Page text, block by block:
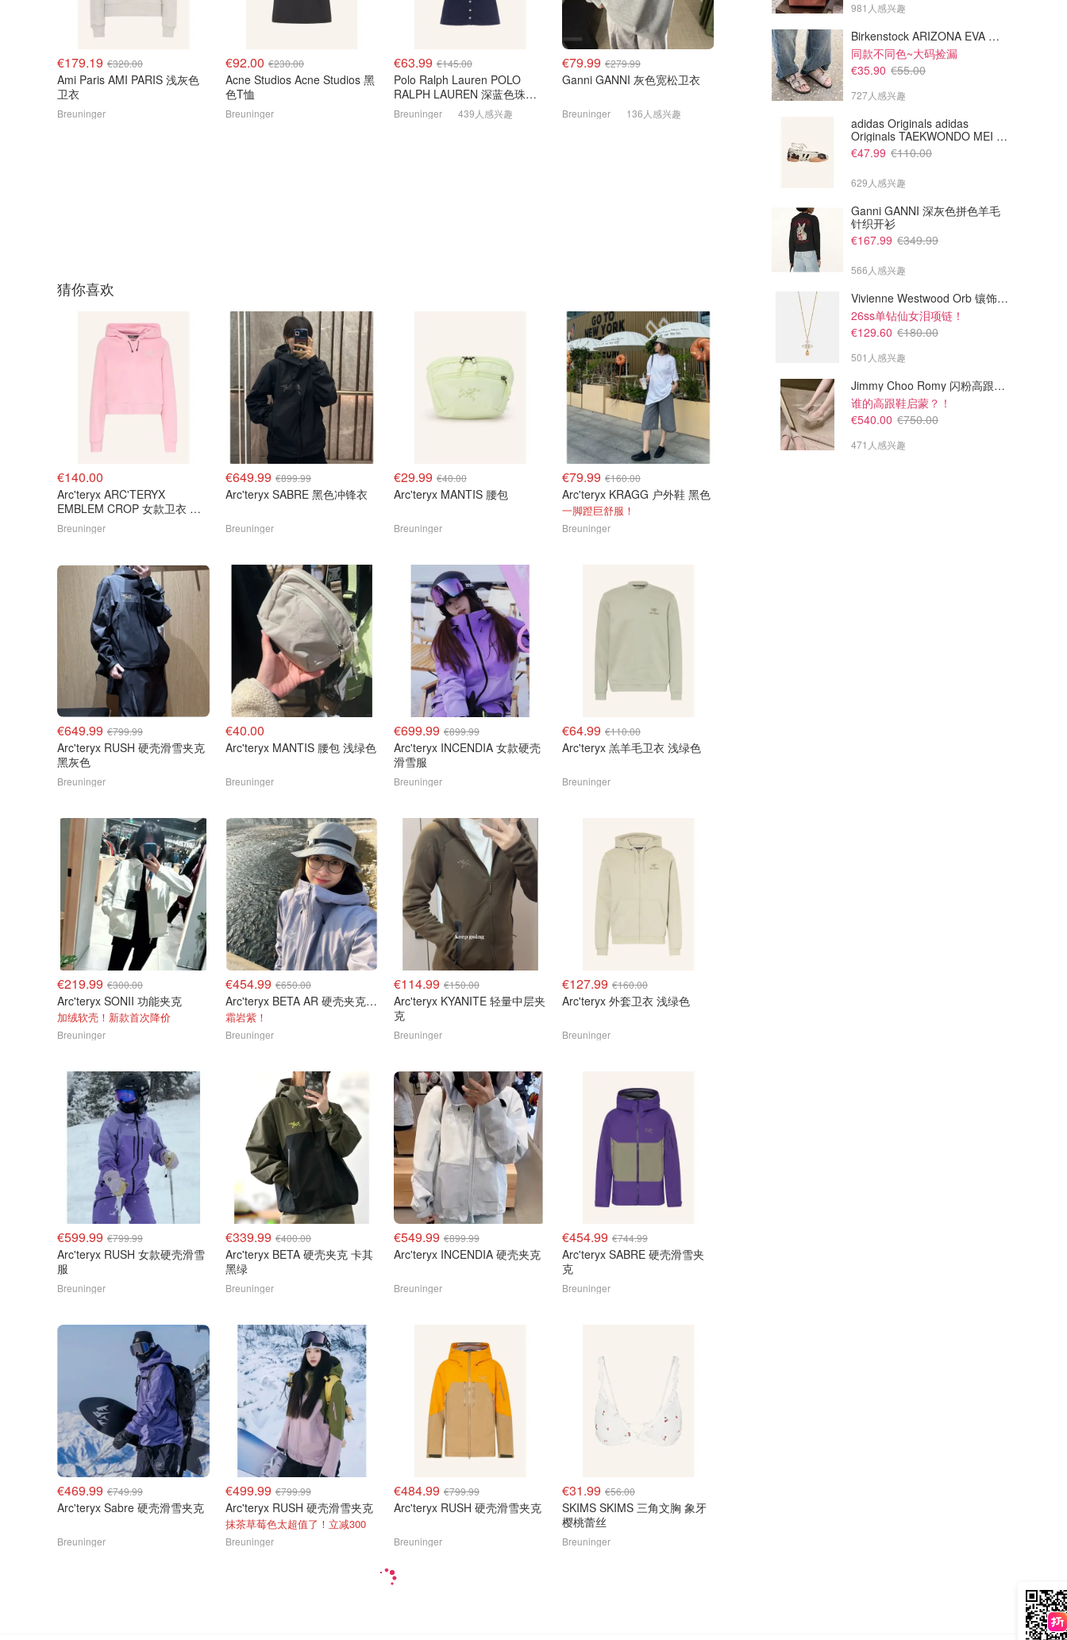
€179.19 €320.00
Ami Paris AMI PARIS 浅灰色
卫衣
Breuninger
€92.00 €230.00
Acne Studios Acne Studios 黑
色T恤
Breuninger
€63.99 €145.00
Polo Ralph Lauren POLO
RALPH LAUREN 深蓝色珠地
布 Polo衫
Breuninger 439人感兴趣
€79.99 €279.99
Ganni GANNI 灰色宽松卫衣
Breuninger 136人感兴趣
€119.99
Ganni GANNI T恤 白色粉色绿
€218.32 €390.00
Ami Paris AMI PARIS 奶油色
套头衫
猜你喜欢
€140.00
Arc'teryx ARC'TERYX
EMBLEM CROP 女款卫衣 粉
色
Breuninger
€649.99 €899.99
Arc'teryx SABRE 黑色冲锋衣
Breuninger
€29.99 €40.00
Arc'teryx MANTIS 腰包
Breuninger
€79.99 €160.00
Arc'teryx KRAGG 户外鞋 黑色
一脚蹬巨舒服！
Breuninger
€649.99 €799.99
Arc'teryx RUSH 硬壳滑雪夹克
黑灰色
Breuninger
€40.00
Arc'teryx MANTIS 腰包 浅绿色
Breuninger
€699.99 €899.99
Arc'teryx INCENDIA 女款硬壳
滑雪服
Breuninger
€64.99 €110.00
Arc'teryx 羔羊毛卫衣 浅绿色
Breuninger
€219.99 €300.00
Arc'teryx SONII 功能夹克
加绒软壳！新款首次降价
Breuninger
€454.99 €650.00
Arc'teryx BETA AR 硬壳夹克 浅紫色
霜岩紫！
Breuninger
€114.99 €150.00
Arc'teryx KYANITE 轻量中层夹
克
Breuninger
€127.99 €160.00
Arc'teryx 外套卫衣 浅绿色
Breuninger
€599.99 €799.99
Arc'teryx RUSH 女款硬壳滑雪
服
Breuninger
€339.99 €400.00
Arc'teryx BETA 硬壳夹克 卡其
黑绿
Breuninger
€549.99 €899.99
Arc'teryx INCENDIA 硬壳夹克
Breuninger
€454.99 €744.99
Arc'teryx SABRE 硬壳滑雪夹
克
Breuninger
€469.99 €749.99
Arc'teryx Sabre 硬壳滑雪夹克
Breuninger
€499.99 €799.99
Arc'teryx RUSH 硬壳滑雪夹克
抹茶草莓色太超值了！立减300
Breuninger
€484.99 €799.99
Arc'teryx RUSH 硬壳滑雪夹克
Breuninger
€31.99 €56.00
SKIMS SKIMS 三角文胸 象牙
樱桃蕾丝
Breuninger
981人感兴趣
Birkenstock ARIZONA EVA 平底拖鞋 浅棕色
同款不同色~大码捡漏
€35.90 €55.00
727人感兴趣
adidas Originals adidas
Originals TAEKWONDO MEI 芭
蕾鞋 棕色米色
€47.99 €110.00
629人感兴趣
Ganni GANNI 深灰色拼色羊毛
针织开衫
€167.99 €349.99
566人感兴趣
Vivienne Westwood Orb 镶饰项链
26ss单钻仙女泪项链！
€129.60 €180.00
501人感兴趣
Jimmy Choo Romy 闪粉高跟鞋 米金色
谁的高跟鞋启蒙？！
€540.00 €750.00
471人感兴趣